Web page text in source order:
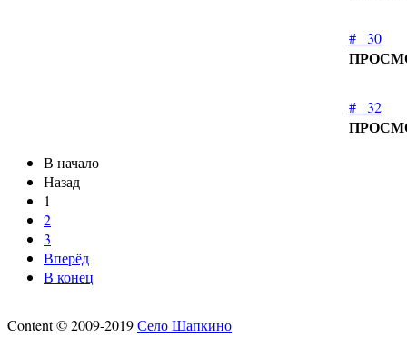
#_ 30
#_ 32
В начало
Назад
1
2
3
Вперёд
В конец
Content © 2009-2019Село Шапкино